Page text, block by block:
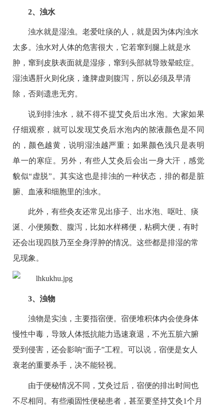
2、浊水
浊水就是湿浊。老爱吐痰的人，就是因为体内浊水
太多。浊水对人体的危害很大，它若窜到腿上就是水
肿，窜到皮肤表面就是湿疹，窜到头部就导致晕眩症。
湿浊遇肝火则化痰，逢脾虚则腹泻，所以必须及早清
除，否则遗患无穷。
说到排浊水，就不得不提艾灸后出水泡。大家如果
仔细观察，就可以发现艾灸后水泡内的脓液颜色是不同
的，颜色越黄，说明湿浊越严重；如果颜色浅只是表明
单一的寒症。另外，有些人艾灸后会出一身大汗，感觉
貌似“虚脱”。其实这也是排浊的一种状态，排的都是脏
腑、血液和细胞里的浊水。
此外，有些灸友还常见出疹子、出水泡、呕吐、痰
涎、小便频数、腹泻，比如水样稀便，粘稠大便，有时
还会出现四肢乃至全身浮肿的情况。这些都是排湿的常
见现象。
3、浊物
浊物是实浊，主要指宿便。宿便堆积体内会使身体
慢性中毒，导致人体抵抗能力迅速衰退，不光五脏六腑
受到侵害，还会影响“面子”工程。可以说，宿便是女人
衰老的重要杀手，决不能轻视。
由于便秘情况不同，艾灸过后，宿便的排出时间也
不尽相同。有些顽固性便秘患者，甚至要坚持艾灸1个月